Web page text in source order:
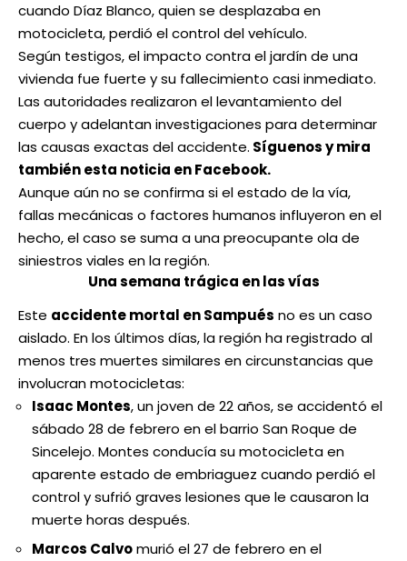
cuando Díaz Blanco, quien se desplazaba en
motocicleta, perdió el control del vehículo.
Según testigos, el impacto contra el jardín de una
vivienda fue fuerte y su fallecimiento casi inmediato.
Las autoridades realizaron el levantamiento del
cuerpo y adelantan investigaciones para determinar
las causas exactas del accidente. Síguenos y mira
también esta noticia en Facebook.
Aunque aún no se confirma si el estado de la vía,
fallas mecánicas o factores humanos influyeron en el
hecho, el caso se suma a una preocupante ola de
siniestros viales en la región.
Una semana trágica en las vías
Este accidente mortal en Sampués no es un caso
aislado. En los últimos días, la región ha registrado al
menos tres muertes similares en circunstancias que
involucran motocicletas:
Isaac Montes, un joven de 22 años, se accidentó el
sábado 28 de febrero en el barrio San Roque de
Sincelejo. Montes conducía su motocicleta en
aparente estado de embriaguez cuando perdió el
control y sufrió graves lesiones que le causaron la
muerte horas después.
Marcos Calvomurió el 27 de febrero en el